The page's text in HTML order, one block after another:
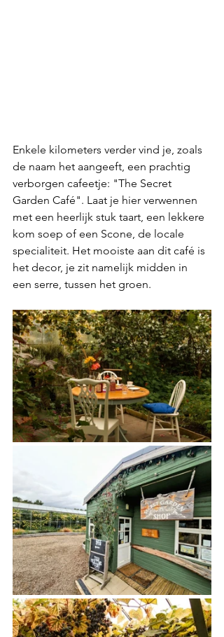
Enkele kilometers verder vind je, zoals
de naam het aangeeft, een prachtig
verborgen cafeetje: "The Secret
Garden Café". Laat je hier verwennen
met een heerlijk stuk taart, een lekkere
kom soep of een Scone, de locale
specialiteit. Het mooiste aan dit café is
het decor, je zit namelijk midden in
een serre, tussen het groen.